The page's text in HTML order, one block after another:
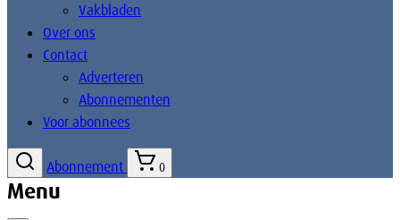
Vakbladen
Over ons
Contact
Adverteren
Abonnementen
Voor abonnees
Abonnement 0
Menu